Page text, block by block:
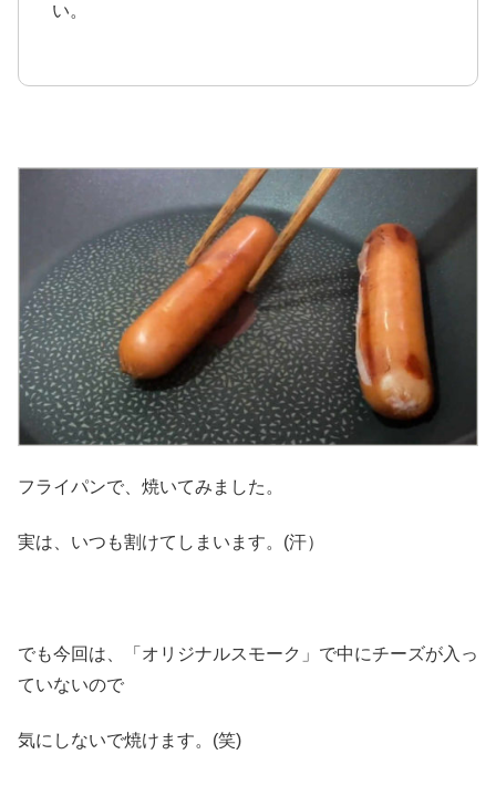
い。
フライパンで、焼いてみました。
実は、いつも割けてしまいます。(汗）
でも今回は、「オリジナルスモーク」で中にチーズが入っ
ていないので
気にしないで焼けます。(笑)